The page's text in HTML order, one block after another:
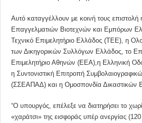
Αυτό καταγγέλλουν με κοινή τους
Επαγγελματιών Βιοτεχνών και Εμπόρων
Τεχνικό Επιμελητήριο Ελλάδος (ΤΕΕ), η
των Δικηγορικών Συλλόγων Ελλάδος, το
Επιμελητήριο Αθηνών (ΕΕΑ),η Ελληνική
η Συντονιστική Επιτροπή
(ΣΣΕΑΠΑΔ) και η Ομοσπονδία Δικαστικών
“Ο υπουργός, επέλεξε να διατηρήσει το
«χαράτσι» της εισφοράς υπέρ ανεργίας